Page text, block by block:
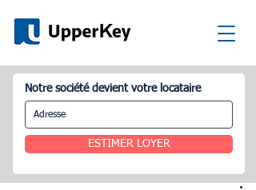
Notre société devient votre locataire
ESTIMER LOYER